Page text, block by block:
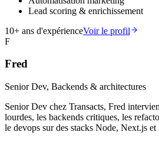
Lead scoring & enrichissement
10+ ans d'expérienceVoir le profil
F
Fred
Senior Dev, Backends & architectures
Senior Dev chez Transacts, Fred
lourdes, les backends critiques, les
le devops sur des stacks Node, Next.js et